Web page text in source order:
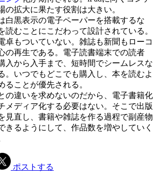
の拡大に果たす役割は大きい。
黒表示の電子ペーパーを搭載するな
読むことにこだわって設計されている。
卓もついていない。雑誌も新聞もローコ
の再生である。電子読書端末での読者
入から入手まで、短時間でシームレスな
。いつでもどこでも購入し、本を読むよ
ることが優先される。
の違いを求めないのだから、電子書籍化
メディア化する必要はない。そこで出版
見直し、書籍や雑誌を作る過程で副産物
きるようにして、作品数を増やしていく
ポストする